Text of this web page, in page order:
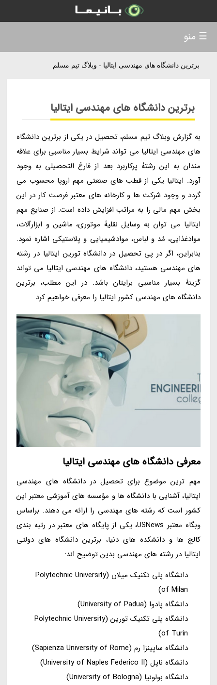
برترین دانشگاه های مهندسی ایتالیا - وبلاگ تیم مسلم
برترین دانشگاه های مهندسی ایتالیا
به گزارش وبلاگ تیم مسلم، تحصیل در یکی از برترین دانشگاه
های مهندسی ایتالیا می تواند شرایط بسیار مناسبی برای علاقه
مندان به این رشتۀ پرکاربرد بعد از فارغ التحصیلی به وجود
آورد. ایتالیا یکی از قطب های صنعتی مهم اروپا محسوب می
گردد و وجود شرکت ها و کارخانه های معتبر فرصت کار در این
بخش مهم مالی را به مراتب افزایش داده است. از صنایع مهم
ایتالیا می توان به وسایل نقلیۀ موتوری، ماشین و ابزارآلات،
موادغذایی، مُد و لباس، موادشیمیایی و پلاستیکی اشاره نمود.
بنابراین، اگر در پی تحصیل در دانشگاه تورین ایتالیا در رشته
های مهندسی هستید، دانشگاه های مهندسی ایتالیا می تواند
گزینۀ بسیار مناسبی برایتان باشد. در این مطلب، برترین
دانشگاه های مهندسی کشور ایتالیا را معرفی خواهیم کرد.
معرفی دانشگاه های مهندسی ایتالیا
مهم ترین موضوع برای تحصیل در دانشگاه های مهندسی
ایتالیا، آشنایی با دانشگاه ها و مؤسسه های آموزشی معتبر این
کشور است که رشته های مهندسی را ارائه می دهند. براساس
وبگاه معتبر USNews، یکی از پایگاه های معتبر در رتبه بندی
کالج ها و دانشکده های دنیا، برترین دانشگاه های دولتی
ایتالیا در رشته های مهندسی بدین توضیح اند:
دانشگاه پلی تکنیک میلان (Polytechnic University
of Milan)
دانشگاه پادوا (University of Padua)
دانشگاه پلی تکنیک تورین (Polytechnic University
of Turin)
دانشگاه ساپینزا رم (Sapienza University of Rome)
دانشگاه ناپل (University of Naples Federico II)
دانشگاه بولونیا (University of Bologna)
☰ منو